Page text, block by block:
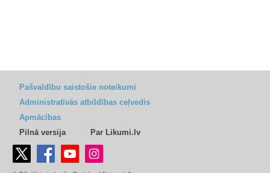
Pašvaldību saistošie noteikumi
Administratīvās atbildības ceļvedis
Apmācības
Pilnā versija
Par Likumi.lv